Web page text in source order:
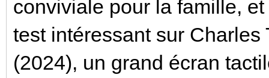
conviviale pour la famille,
test intéressant sur Charles
(2024), un grand écran